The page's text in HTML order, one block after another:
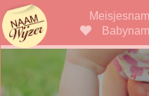
Naamwijzer